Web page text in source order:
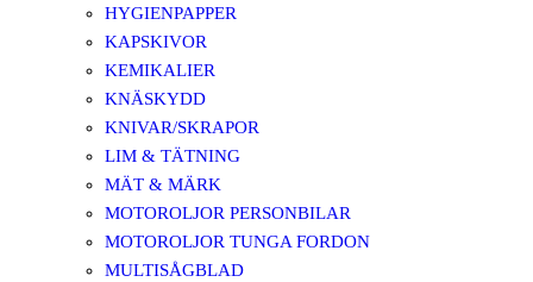
HYGIENPAPPER
KAPSKIVOR
KEMIKALIER
KNÄSKYDD
KNIVAR/SKRAPOR
LIM & TÄTNING
MÄT & MÄRK
MOTOROLJOR PERSONBILAR
MOTOROLJOR TUNGA FORDON
MULTISÅGBLAD